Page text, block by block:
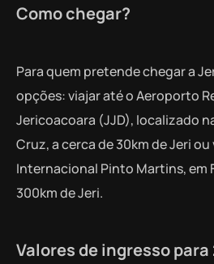
Como chegar?
Para quem pretende chegar a
opções: viajar até o Aeroporto
Jericoacoara (JJD), localizado
Cruz, a cerca de 30km de Jeri
Internacional Pinto Martins, em
300km de Jeri.
Valores de ingresso para